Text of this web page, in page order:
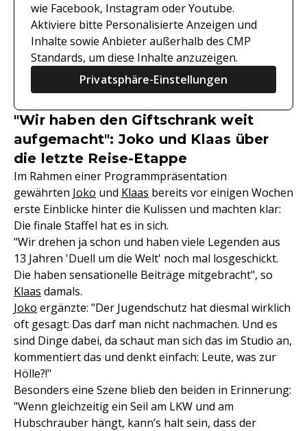
wie Facebook, Instagram oder Youtube.
Aktiviere bitte Personalisierte Anzeigen und
Inhalte sowie Anbieter außerhalb des CMP
Standards, um diese Inhalte anzuzeigen.
Privatsphäre-Einstellungen
"Wir haben den Giftschrank weit
aufgemacht": Joko und Klaas über
die letzte Reise-Etappe
Im Rahmen einer Programmpräsentation
gewährten Joko und Klaas bereits vor einigen Wochen
erste Einblicke hinter die Kulissen und machten klar:
Die finale Staffel hat es in sich.
"Wir drehen ja schon und haben viele Legenden aus
13 Jahren 'Duell um die Welt' noch mal losgeschickt.
Die haben sensationelle Beiträge mitgebracht", so
Klaas damals.
Joko ergänzte: "Der Jugendschutz hat diesmal wirklich
oft gesagt: Das darf man nicht nachmachen. Und es
sind Dinge dabei, da schaut man sich das im Studio an,
kommentiert das und denkt einfach: Leute, was zur
Hölle?!"
Besonders eine Szene blieb den beiden in Erinnerung:
"Wenn gleichzeitig ein Seil am LKW und am
Hubschrauber hängt, kann’s halt sein, dass der